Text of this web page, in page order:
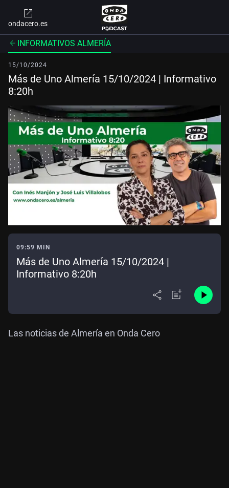
ondacero.es
INFORMATIVOS ALMERÍA
15/10/2024
Más de Uno Almería 15/10/2024 | Informativo
8:20h
09:59 MIN
Más de Uno Almería 15/10/2024 |
Informativo 8:20h
Las noticias de Almería en Onda Cero